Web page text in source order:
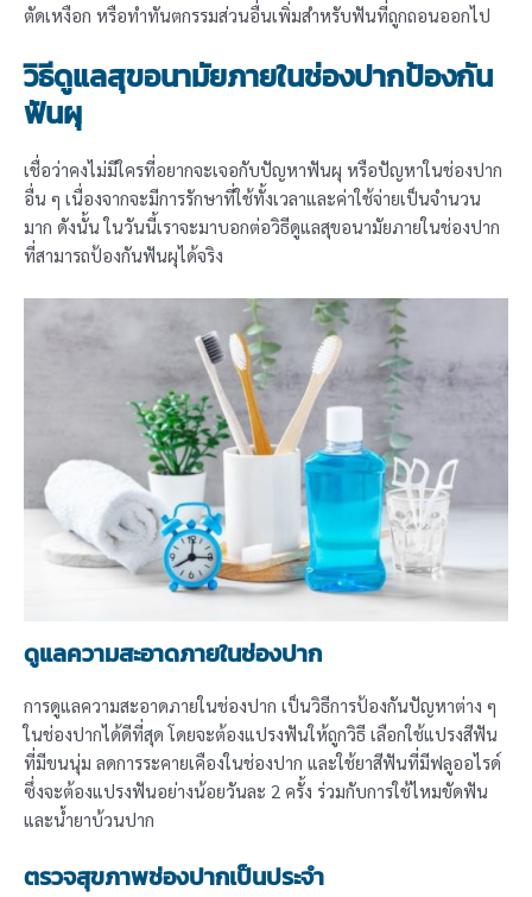
ตัดเหงือก หรือทำทันตกรรมส่วนอื่นเพิ่มสำหรับฟันที่ถูกถอนออกไป
วิธีดูแลสุขอนามัยภายในช่องปากป้องกัน
ฟันผุ
เชื่อว่าคงไม่มีใครที่อยากจะเจอกับปัญหาฟันผุ หรือปัญหาในช่องปาก
อื่น ๆ เนื่องจากจะมีการรักษาที่ใช้ทั้งเวลาและค่าใช้จ่ายเป็นจำนวน
มาก ดังนั้น ในวันนี้เราจะมาบอกต่อวิธีดูแลสุขอนามัยภายในช่องปาก
ที่สามารถป้องกันฟันผุได้จริง
ดูแลความสะอาดภายในช่องปาก
การดูแลความสะอาดภายในช่องปาก เป็นวิธีการป้องกันปัญหาต่าง ๆ
ในช่องปากได้ดีที่สุด โดยจะต้องแปรงฟันให้ถูกวิธี เลือกใช้แปรงสีฟัน
ที่มีขนนุ่ม ลดการระคายเคืองในช่องปาก และใช้ยาสีฟันที่มีฟลูออไรด์
ซึ่งจะต้องแปรงฟันอย่างน้อยวันละ 2 ครั้ง ร่วมกับการใช้ไหมขัดฟัน
และน้ำยาบ้วนปาก
ตรวจสุขภาพช่องปากเป็นประจำ